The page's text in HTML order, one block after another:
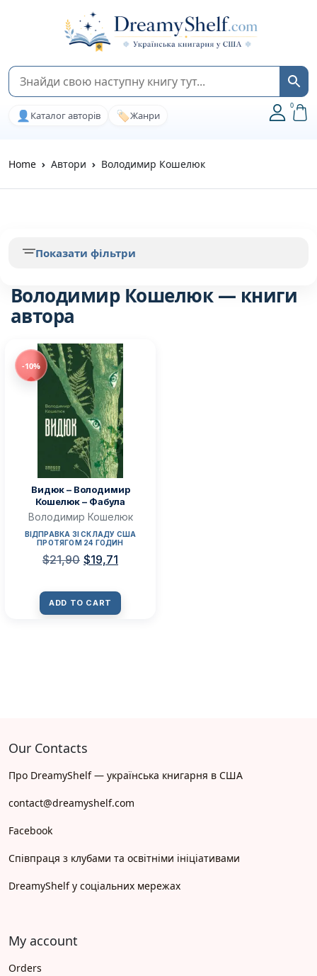
👤 Каталог авторів 🏷️Жанри
0
Home Автори Володимир Кошелюк
Володимир Кошелюк — книги
автора
-10%
Видюк – Володимир
Кошелюк – Фабула
Володимир Кошелюк
ВІДПРАВКА ЗІ СКЛАДУ США
ПРОТЯГОМ 24 ГОДИН
$21,90 $19,71
ADD TO CART
Показати фільтри
Our Contacts
Про DreamyShelf — українська книгарня в США
contact@dreamyshelf.com
Facebook
Співпраця з клубами та освітніми ініціативами
DreamyShelf у соціальних мережах
My account
Orders